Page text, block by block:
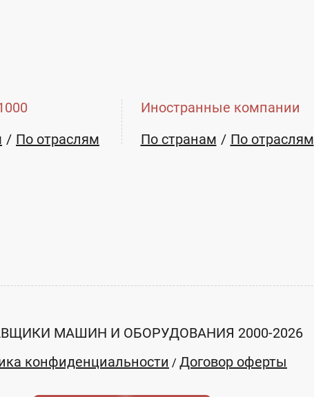
По отраслям
Иностранные компании
По странам
По отраслям
МАШИН И ОБОРУДОВАНИЯ 2000-2026
конфиденциальности / Договор оферты